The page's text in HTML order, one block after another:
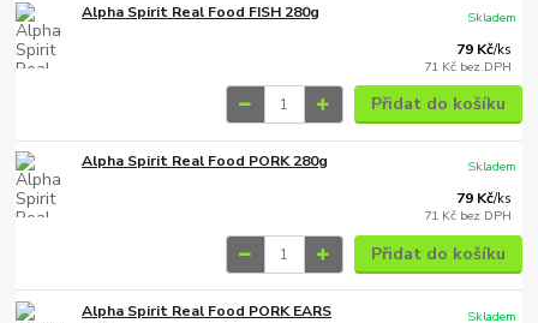
Alpha Spirit Real Food FISH 280g
79 Kč/ks
71 Kč bez DPH
Skladem
Přidat do košíku
Alpha Spirit Real Food PORK 280g
79 Kč/ks
71 Kč bez DPH
Skladem
Přidat do košíku
Alpha Spirit Real Food PORK EARS
Skladem